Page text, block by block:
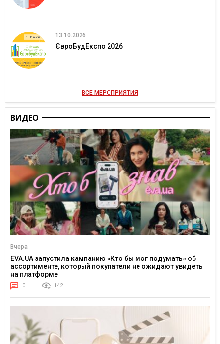
13.10.2026
ЄвроБудЕкспо 2026
ВСЕ МЕРОПРИЯТИЯ
ВИДЕО
Вчера
EVA.UA запустила кампанию «Кто бы мог подумать» об
ассортименте, который покупатели не ожидают увидеть
на платформе
0 142